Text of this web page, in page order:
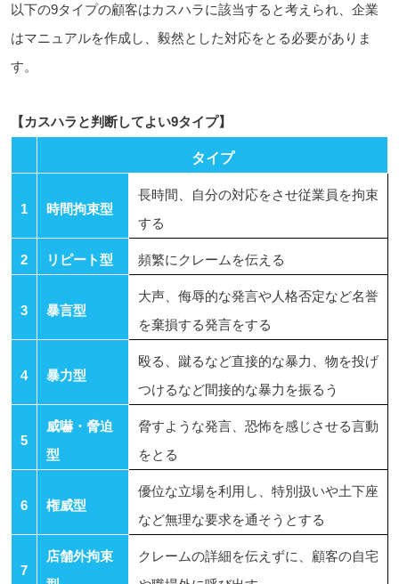
以下の9タイプの顧客はカスハラに該当すると考えられ、企業
はマニュアルを作成し、毅然とした対応をとる必要がありま
す。
【カスハラと判断してよい9タイプ】
タイプ
1 時間拘束型
長時間、自分の対応をさせ従業員を拘束
する
2 リピート型 頻繁にクレームを伝える
3 暴言型
大声、侮辱的な発言や人格否定など名誉
を棄損する発言をする
4 暴力型
殴る、蹴るなど直接的な暴力、物を投げ
つけるなど間接的な暴力を振るう
5
威嚇・脅迫
型
脅すような発言、恐怖を感じさせる言動
をとる
6 権威型
優位な立場を利用し、特別扱いや土下座
など無理な要求を通そうとする
7
店舗外拘束
クレームの詳細を伝えずに、顧客の自宅